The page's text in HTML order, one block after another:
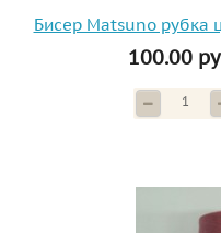
Бисер Matsuno рубка
100.00